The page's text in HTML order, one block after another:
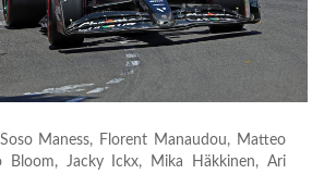
Maness, Florent Manaudou, Matteo
Bloom, Jacky Ickx, Mika Häkkinen, Ari